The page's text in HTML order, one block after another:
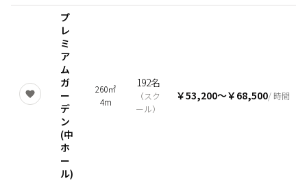
プ
レ
ミ
ア
ム
ガ
ー
デ
ン
(中
ホ
ー
ル)
260㎡
4m
192名
（スク
ール）
￥53,200〜￥68,500/ 時間